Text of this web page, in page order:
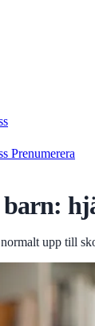
Prenumerera
upp till